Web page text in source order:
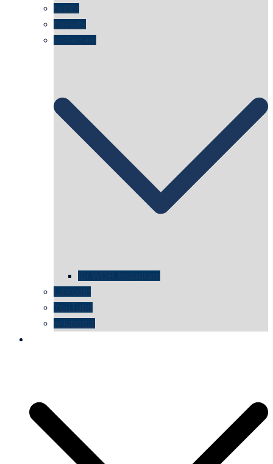
twitter
threads
instagram
für WDR Instagram
LinkedIn
YouTube
wikipedia